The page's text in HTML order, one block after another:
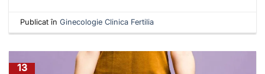
Publicat înGinecologie Clinica Fertilia
13